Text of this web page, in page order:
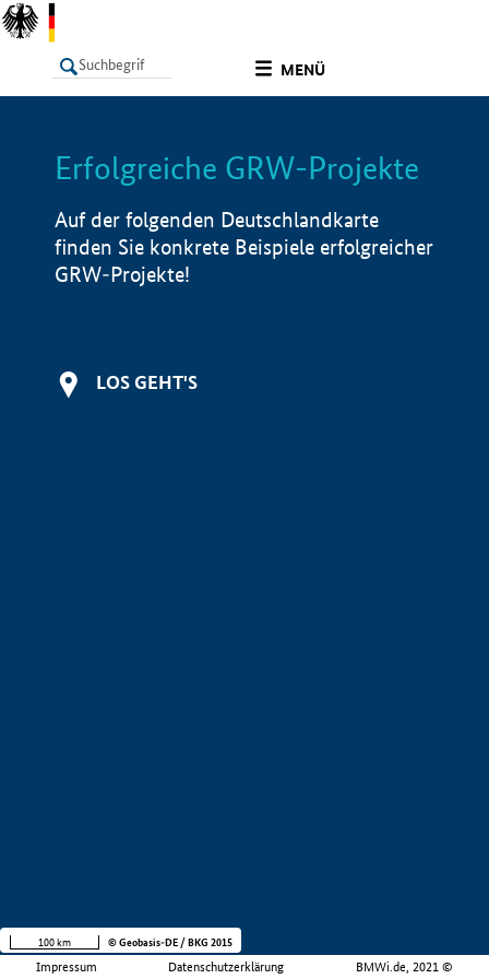
MENÜ
LISTE Info
Erfolgreiche GRW-Projekte
Auf der folgenden Deutschlandkarte
finden Sie konkrete Beispiele erfolgreicher
GRW-Projekte!
LOS GEHT'S
Impressum Datenschutzerklärung BMWi.de, 2021 ©
100 km © Geobasis-DE / BKG 2015